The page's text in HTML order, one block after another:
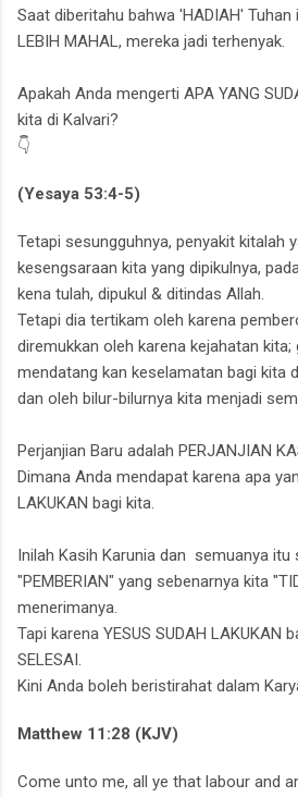
Saat diberitahu bahwa 'HADIAH' Tuhan
LEBIH MAHAL, mereka jadi terhenyak.
Apakah Anda mengerti APA YANG
kita di Kalvari?
👇
(Yesaya 53:4-5)
Tetapi sesungguhnya, penyakit kitalah
kesengsaraan kita yang dipikulnya,
kena tulah, dipukul & ditindas Allah.
Tetapi dia tertikam oleh karena
diremukkan oleh karena kejahatan kita;
mendatang kan keselamatan bagi kita
dan oleh bilur-bilurnya kita menjadi
Perjanjian Baru adalah PERJANJIAN
Dimana Anda mendapat karena apa
LAKUKAN bagi kita.
Inilah Kasih Karunia dan semuanya itu
"PEMBERIAN" yang sebenarnya kita
menerimanya.
Tapi karena YESUS SUDAH LAKUKAN
SELESAI.
Kini Anda boleh beristirahat dalam
Matthew 11:28 (KJV)
Come unto me, all ye that labour and